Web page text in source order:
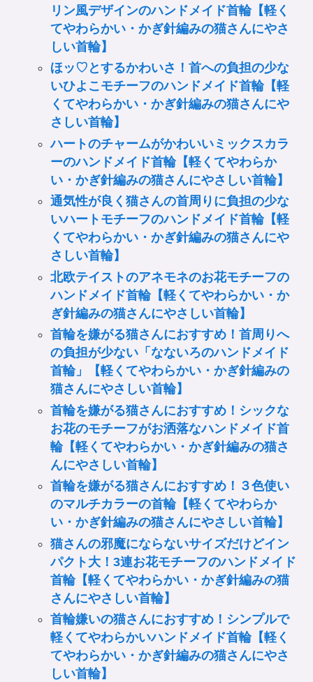
リン風デザインのハンドメイド首輪【軽く
てやわらかい・かぎ針編みの猫さんにやさ
しい首輪】
ほッ♡とするかわいさ！首への負担の少な
いひよこモチーフのハンドメイド首輪【軽
くてやわらかい・かぎ針編みの猫さんにや
さしい首輪】
ハートのチャームがかわいいミックスカラ
ーのハンドメイド首輪【軽くてやわらか
い・かぎ針編みの猫さんにやさしい首輪】
通気性が良く猫さんの首周りに負担の少な
いハートモチーフのハンドメイド首輪【軽
くてやわらかい・かぎ針編みの猫さんにや
さしい首輪】
北欧テイストのアネモネのお花モチーフの
ハンドメイド首輪【軽くてやわらかい・か
ぎ針編みの猫さんにやさしい首輪】
首輪を嫌がる猫さんにおすすめ！首周りへ
の負担が少ない「なないろのハンドメイド
首輪」【軽くてやわらかい・かぎ針編みの
猫さんにやさしい首輪】
首輪を嫌がる猫さんにおすすめ！シックな
お花のモチーフがお洒落なハンドメイド首
輪【軽くてやわらかい・かぎ針編みの猫さ
んにやさしい首輪】
首輪を嫌がる猫さんにおすすめ！３色使い
のマルチカラーの首輪【軽くてやわらか
い・かぎ針編みの猫さんにやさしい首輪】
猫さんの邪魔にならないサイズだけどイン
パクト大！3連お花モチーフのハンドメイド
首輪【軽くてやわらかい・かぎ針編みの猫
さんにやさしい首輪】
首輪嫌いの猫さんにおすすめ！シンプルで
軽くてやわらかいハンドメイド首輪【軽く
てやわらかい・かぎ針編みの猫さんにやさ
しい首輪】